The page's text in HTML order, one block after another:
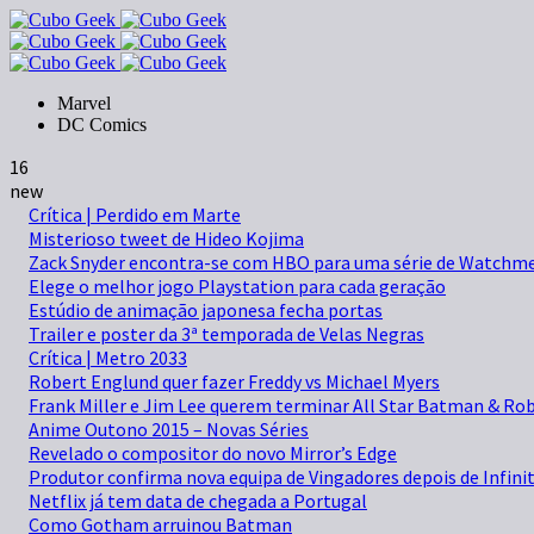
Marvel
DC Comics
16
new
Crítica | Perdido em Marte
Misterioso tweet de Hideo Kojima
Zack Snyder encontra-se com HBO para uma série de
Elege o melhor jogo Playstation para cada geração
Estúdio de animação japonesa fecha portas
Trailer e poster da 3ª temporada de Velas Negras
Crítica | Metro 2033
Robert Englund quer fazer Freddy vs Michael Myers
Frank Miller e Jim Lee querem terminar All Star Batman &
Anime Outono 2015 – Novas Séries
Revelado o compositor do novo Mirror’s Edge
Produtor confirma nova equipa de Vingadores depois de
Netflix já tem data de chegada a Portugal
Como Gotham arruinou Batman